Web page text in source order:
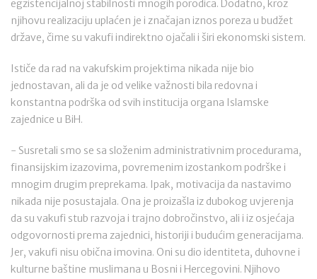
egzistencijalnoj stabilnosti mnogih porodica. Dodatno, kroz
njihovu realizaciju uplaćen je i značajan iznos poreza u budžet
države, čime su vakufi indirektno ojačali i širi ekonomski sistem.
Ističe da rad na vakufskim projektima nikada nije bio
jednostavan, ali da je od velike važnosti bila redovna i
konstantna podrška od svih institucija organa Islamske
zajednice u BiH.
- Susretali smo se sa složenim administrativnim procedurama,
finansijskim izazovima, povremenim izostankom podrške i
mnogim drugim preprekama. Ipak, motivacija da nastavimo
nikada nije posustajala. Ona je proizašla iz dubokog uvjerenja
da su vakufi stub razvoja i trajno dobročinstvo, ali i iz osjećaja
odgovornosti prema zajednici, historiji i budućim generacijama.
Jer, vakufi nisu obična imovina. Oni su dio identiteta, duhovne i
kulturne baštine muslimana u Bosni i Hercegovini. Njihovo